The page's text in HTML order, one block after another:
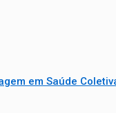
em Saúde